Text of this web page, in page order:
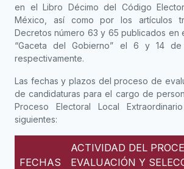
en el Libro Décimo del Código
México, así como por los artículos
Decretos número 63 y 65 publicados en
“Gaceta del Gobierno” el 6 y 14
respectivamente.
Las fechas y plazos del proceso de
de candidaturas para el cargo de
Proceso Electoral Local
siguientes:
FECHAS
ACTIVIDAD DEL
EVALUACIÓN Y